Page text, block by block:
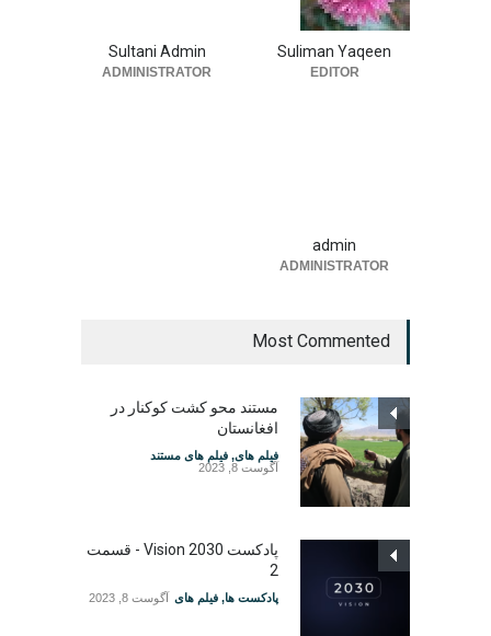
Suliman Yaqeen
EDITOR
Sultani Admin
ADMINISTRATOR
admin
ADMINISTRATOR
Most Commented
مستند محو کشت کوکنار در
افغانستان
فیلم های, فیلم های مستند
آگوست 8, 2023
پادکست Vision 2030 - قسمت
2
پادکست ها, فیلم های آگوست 8, 2023